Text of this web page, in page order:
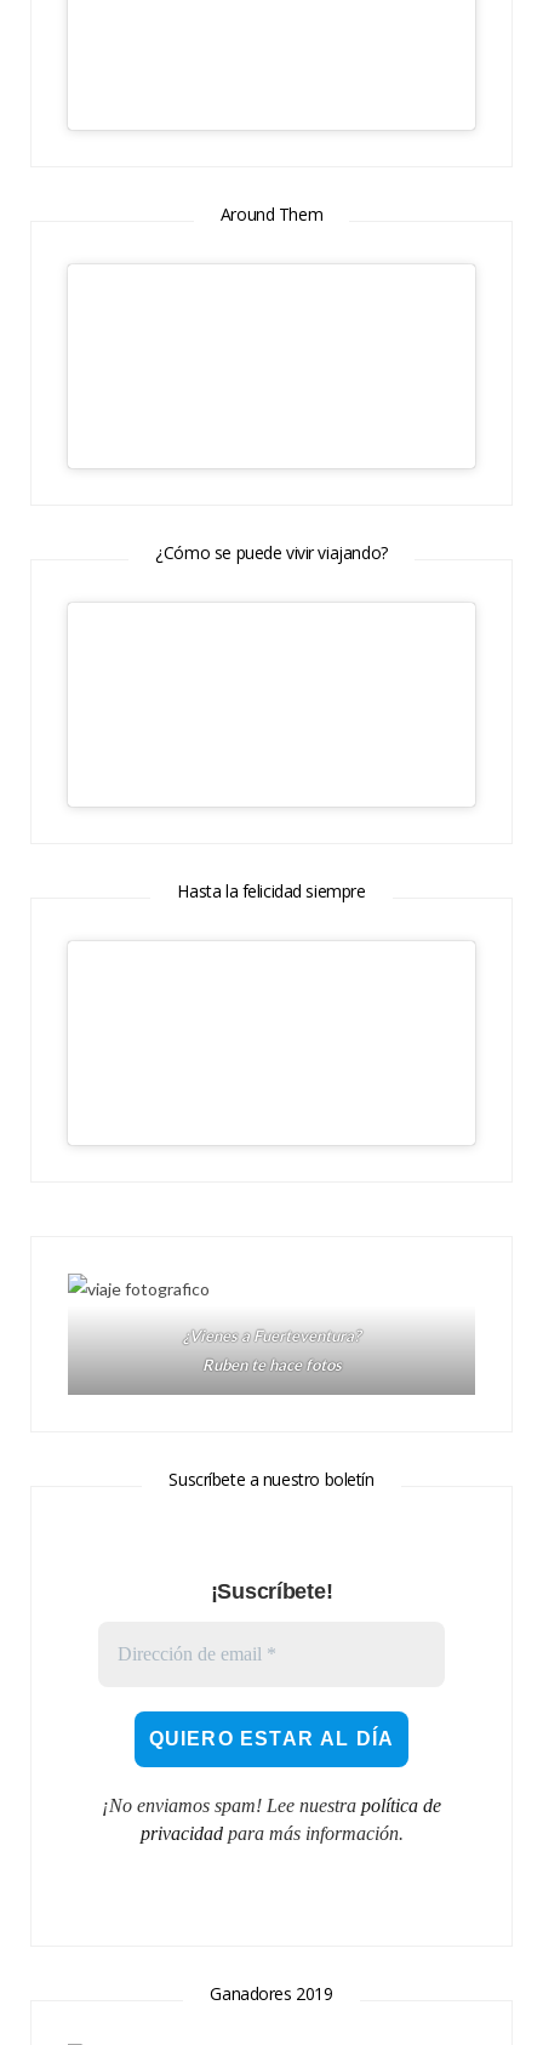
Around Them
¿Cómo se puede vivir viajando?
Hasta la felicidad siempre
¿Vienes a Fuerteventura?
Ruben te hace fotos
Suscríbete a nuestro boletín
¡Suscríbete!
¡No enviamos spam! Lee nuestra política de
privacidadpara más información.
Ganadores 2019